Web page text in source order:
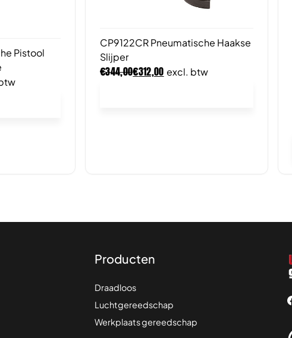
Pistool
CP9122CR Pneumatische Haakse
Slijper
€344,00€312,00 excl. btw
Producten
Draadloos
Luchtgereedschap
Werkplaats gereedschap